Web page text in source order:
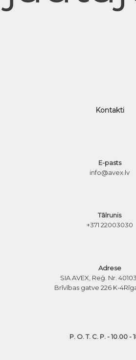
Kontakti
E-pasts
info@avex.lv
Tālrunis
+371 22003030
Adrese
SIA AVEX, Reģ. Nr.
Brīvības gatve 226 K-4
P. O. T. C. P. - 10.00 -